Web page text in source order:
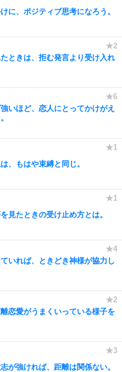
に、ポジティブ思考になろう。
たときは、拒む発言より受け入れ
いほど、恋人にとってかけがえ
、もはや束縛と同じ。
見たときの受け止め方とは。
いれば、ときどき神様が協力し
恋愛がうまくいっている様子を
が強ければ、距離は関係ない。